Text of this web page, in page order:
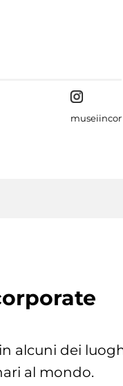
alcuni dei
al mondo.